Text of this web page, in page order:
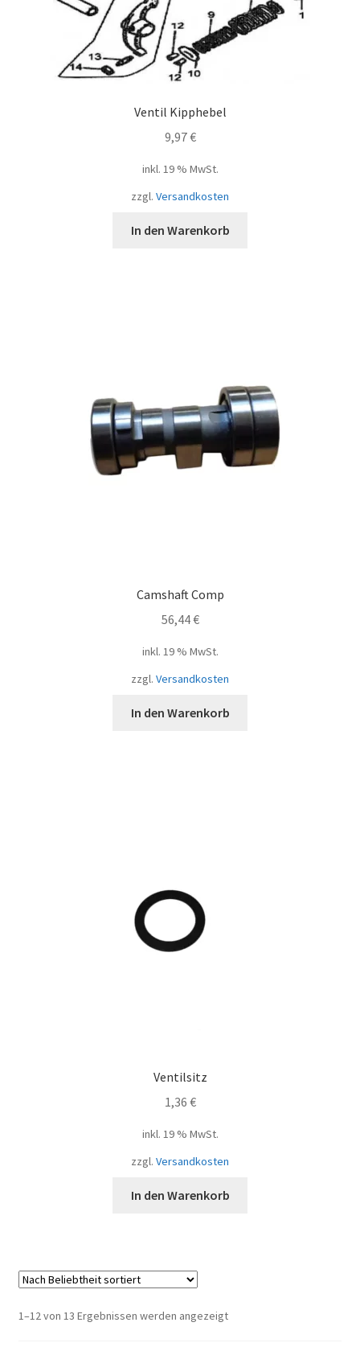
Ventil Kipphebel
9,97€
inkl. 19 % MwSt.
zzgl. Versandkosten
In den Warenkorb
Camshaft Comp
56,44€
inkl. 19 % MwSt.
zzgl. Versandkosten
In den Warenkorb
Ventilsitz
1,36 €
inkl. 19 % MwSt.
zzgl. Versandkosten
In den Warenkorb
1–12 von 13 Ergebnissen werden angezeigtNach